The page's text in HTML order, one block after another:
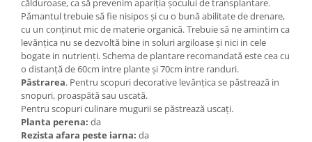
călduroase, ca să prevenim apariția șocului de transplantare.
Pămantul trebuie să fie nisipos și cu o bună abilitate de drenare,
cu un conținut mic de materie organică. Trebuie să ne amintim ca
levănțica nu se dezvoltă bine in soluri argiloase și nici in cele
bogate in nutrienți. Schema de plantare recomandată este cea cu
o distanță de 60cm intre plante și 70cm intre randuri.
Păstrarea. Pentru scopuri decorative levănțica se păstrează in
snopuri, proaspătă sau uscată.
Pentru scopuri culinare mugurii se păstrează uscați.
Planta perena: da
Rezista afara peste iarna: da